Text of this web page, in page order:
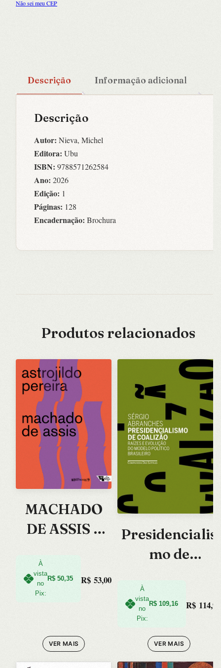
Não sei meu CEP
Descrição Informação adicional
Descrição
Autor: Nieva, Michel
Editora: Ubu
ISBN: 9788571262584
Ano: 2026
Edição: 1
Páginas: 128
Encadernação: Brochura
Produtos relacionados
MACHADO
DE ASSIS –
APONTAMEN
À
vista
no
Pix:
R$ 50,35 R$ 53,00
VER MAIS
Presidencialis
mo de
Raizes e
Evolucao do
Modelo
Politico
À
vista
no
Pix:
R$ 109,16 R$ 114,90
VER MAIS